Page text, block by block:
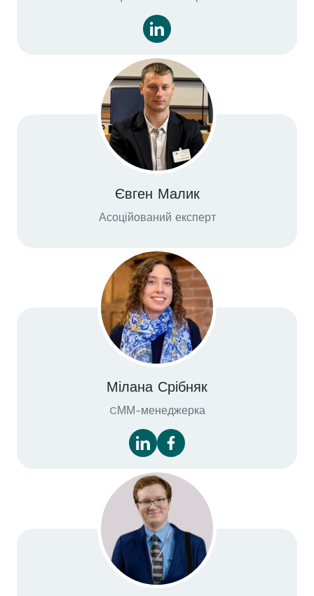
Євген Малик
Асоційований експерт
Мілана Срібняк
CММ-менеджерка